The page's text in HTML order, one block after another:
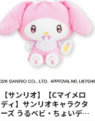
【サンリオ】【Cマイメロ
ディ】サンリオキャラクタ
ーズ うるベビ・ちょいデカ